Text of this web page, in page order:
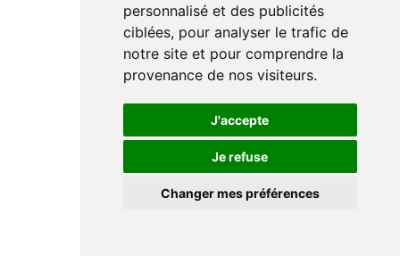
personnalisé et des publicités
ciblées, pour analyser le trafic de
notre site et pour comprendre la
provenance de nos visiteurs.
J'accepte
Je refuse
Changer mes préférences